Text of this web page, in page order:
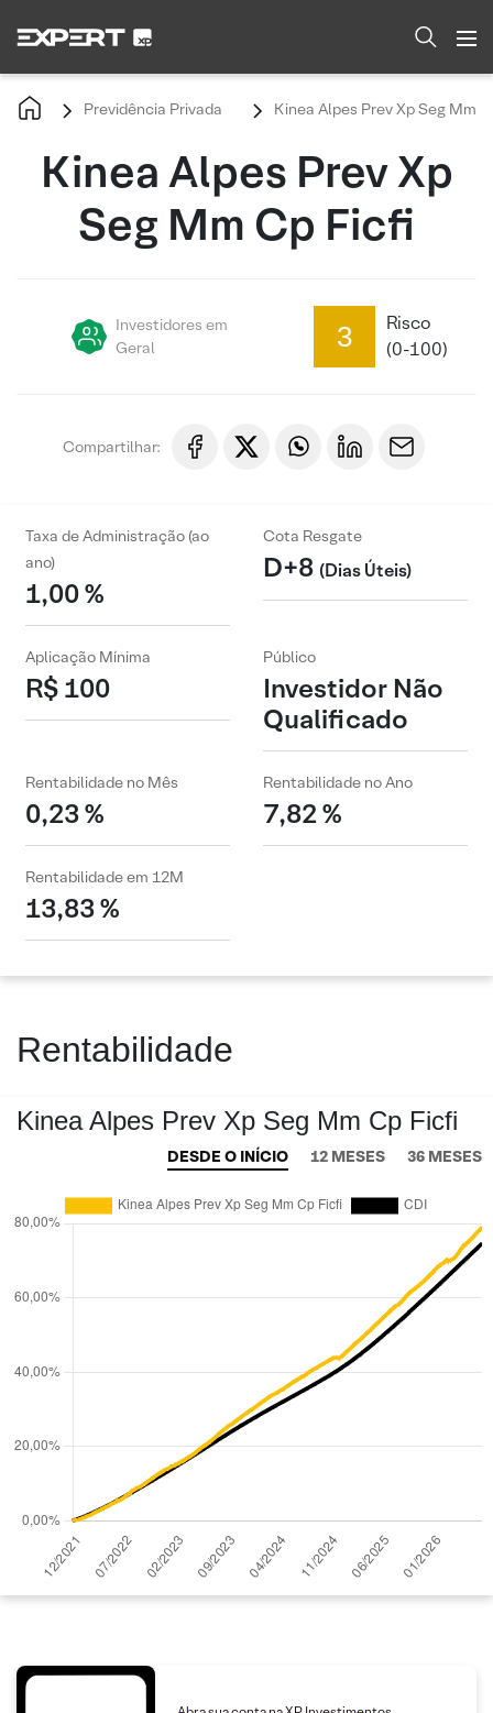
Previdência Privada Kinea Alpes Prev Xp Seg Mm
Kinea Alpes Prev Xp
Seg Mm Cp Ficfi
Investidores em
Geral
3
Risco
(0-100)
Compartilhar:
Taxa de Administração (ao
ano)
1,00 %
Cota Resgate
D+8 (Dias Úteis)
Aplicação Mínima
R$ 100
Público
Investidor Não
Qualificado
Rentabilidade no Mês
0,23 %
Rentabilidade no Ano
7,82 %
Rentabilidade em 12M
13,83 %
Rentabilidade
Kinea Alpes Prev Xp Seg Mm Cp Ficfi
DESDE O INÍCIO 12 MESES 36 MESES